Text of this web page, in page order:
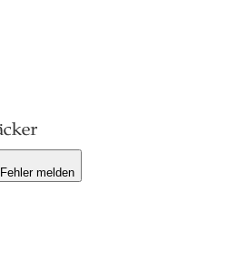
Fehler melden